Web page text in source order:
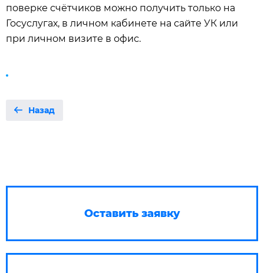
поверке счётчиков можно получить только на
Госуслугах, в личном кабинете на сайте УК или
при личном визите в офис.
Назад
Оставить заявку